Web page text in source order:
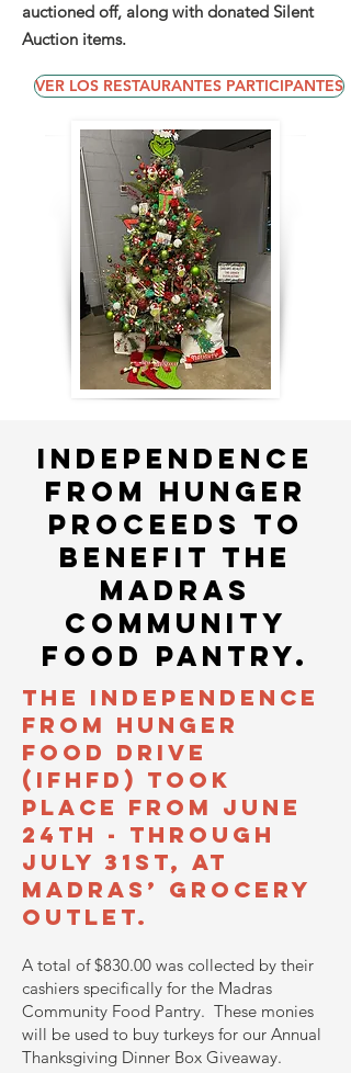
auctioned off, along with donated Silent
Auction items.
VER LOS RESTAURANTES PARTICIPANTES
independence
from hunger
proceeds to
benefit the
madras
community
food pantry.
The Independence
from Hunger
Food Drive
(IFHFD) took
place from June
24th - through
July 31st, at
Madras’ Grocery
Outlet.
A total of $830.00 was collected by their
cashiers specifically for the Madras
Community Food Pantry. These monies
will be used to buy turkeys for our Annual
Thanksgiving Dinner Box Giveaway.